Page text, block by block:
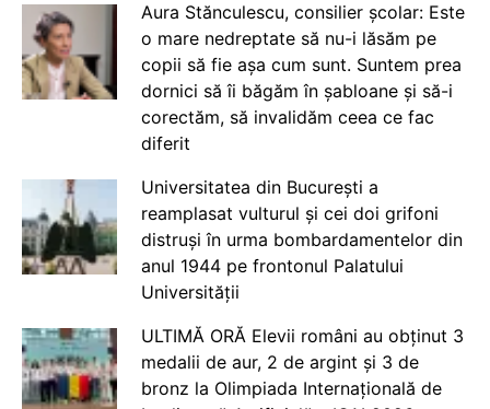
Aura Stănculescu, consilier școlar: Este
o mare nedreptate să nu-i lăsăm pe
copii să fie așa cum sunt. Suntem prea
dornici să îi băgăm în șabloane și să-i
corectăm, să invalidăm ceea ce fac
diferit
Universitatea din București a
reamplasat vulturul și cei doi grifoni
distruși în urma bombardamentelor din
anul 1944 pe frontonul Palatului
Universității
ULTIMĂ ORĂ Elevii români au obținut 3
medalii de aur, 2 de argint și 3 de
bronz la Olimpiada Internațională de